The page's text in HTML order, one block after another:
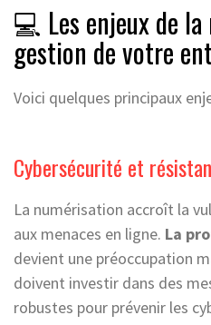
💻 Les enjeux de
gestion de votre
Voici quelques principaux
Cybersécurité et
La numérisation accroît la
aux menaces en ligne. La
devient une préoccupation
doivent investir dans des
robustes pour prévenir les